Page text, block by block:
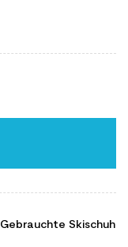
Gebrauchte Skischuh